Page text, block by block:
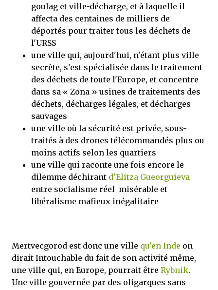
goulag et ville-décharge, et à laquelle il
affecta des centaines de milliers de
déportés pour traiter tous les déchets de
l'URSS
une ville qui, aujourd'hui, n'étant plus ville
secrète, s'est spécialisée dans le traitement
des déchets de toute l'Europe, et concentre
dans sa « Zona » usines de traitements des
déchets, décharges légales, et décharges
sauvages
une ville où la sécurité est privée, sous-
traités à des drones télécommandés plus ou
moins actifs selon les quartiers
une ville qui raconte une fois encore le
dilemme déchirant d'Elitza Gueorguieva
entre socialisme réel misérable et
libéralisme mafieux inégalitaire
Mertvecgorod est donc une ville qu'en Inde on
dirait Intouchable du fait de son activité même,
une ville qui, en Europe, pourrait être Rybnik.
Une ville gouvernée par des oligarques sans